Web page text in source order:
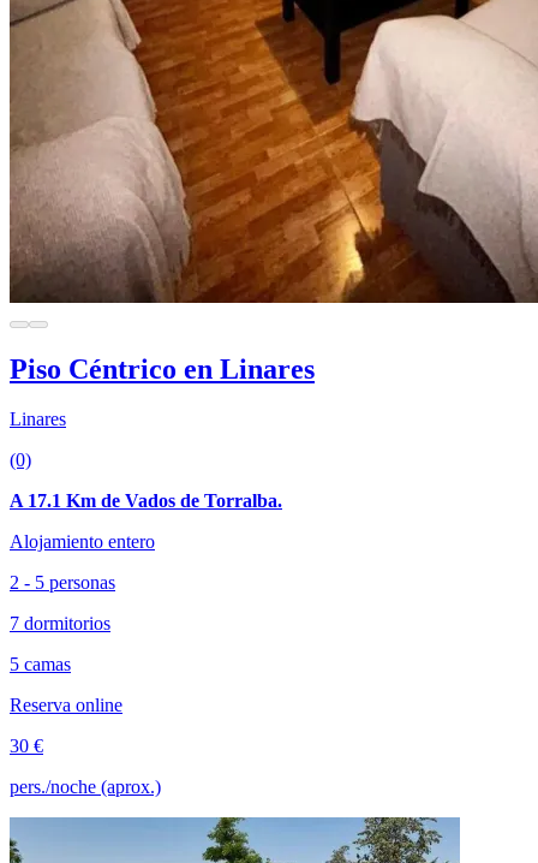
Piso Céntrico en Linares
Linares
(0)
A 17.1 Km de Vados de Torralba.
Alojamiento entero
2 - 5 personas
7 dormitorios
5 camas
Reserva online
30 €
pers./noche (aprox.)